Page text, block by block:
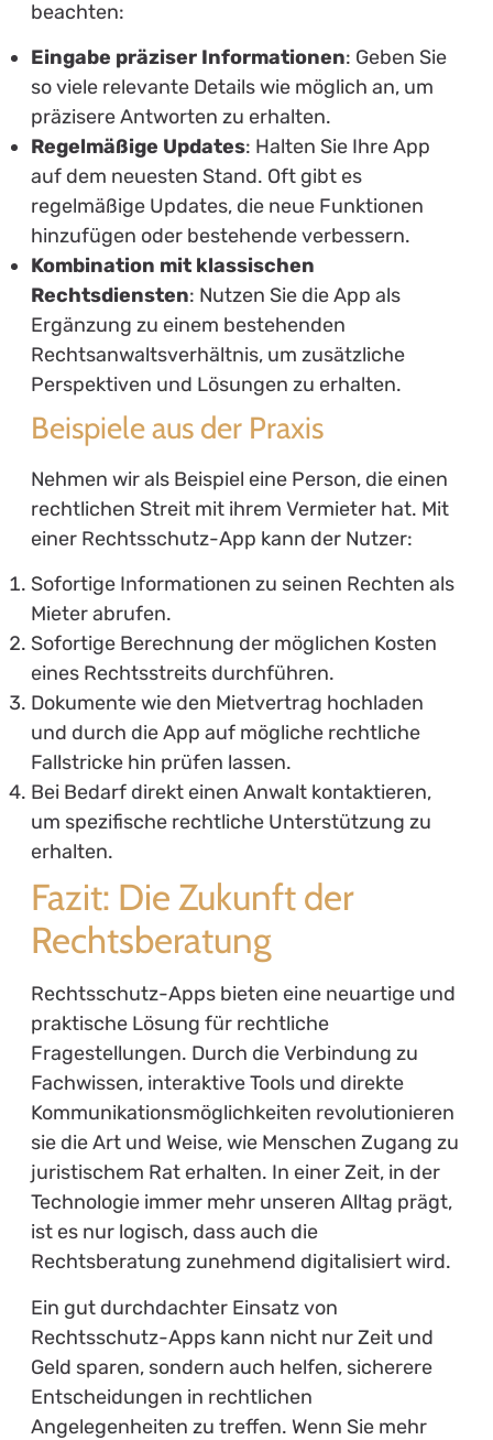
beachten:
Eingabe präziser Informationen: Geben Sie
so viele relevante Details wie möglich an, um
präzisere Antworten zu erhalten.
Regelmäßige Updates: Halten Sie Ihre App
auf dem neuesten Stand. Oft gibt es
regelmäßige Updates, die neue Funktionen
hinzufügen oder bestehende verbessern.
Kombination mit klassischen
Rechtsdiensten: Nutzen Sie die App als
Ergänzung zu einem bestehenden
Rechtsanwaltsverhältnis, um zusätzliche
Perspektiven und Lösungen zu erhalten.
Beispiele aus der Praxis
Nehmen wir als Beispiel eine Person, die einen
rechtlichen Streit mit ihrem Vermieter hat. Mit
einer Rechtsschutz-App kann der Nutzer:
Sofortige Informationen zu seinen Rechten als
Mieter abrufen.
Sofortige Berechnung der möglichen Kosten
eines Rechtsstreits durchführen.
Dokumente wie den Mietvertrag hochladen
und durch die App auf mögliche rechtliche
Fallstricke hin prüfen lassen.
Bei Bedarf direkt einen Anwalt kontaktieren,
um spezifische rechtliche Unterstützung zu
erhalten.
Fazit: Die Zukunft der
Rechtsberatung
Rechtsschutz-Apps bieten eine neuartige und
praktische Lösung für rechtliche
Fragestellungen. Durch die Verbindung zu
Fachwissen, interaktive Tools und direkte
Kommunikationsmöglichkeiten revolutionieren
sie die Art und Weise, wie Menschen Zugang zu
juristischem Rat erhalten. In einer Zeit, in der
Technologie immer mehr unseren Alltag prägt,
ist es nur logisch, dass auch die
Rechtsberatung zunehmend digitalisiert wird.
Ein gut durchdachter Einsatz von
Rechtsschutz-Apps kann nicht nur Zeit und
Geld sparen, sondern auch helfen, sicherere
Entscheidungen in rechtlichen
Angelegenheiten zu treffen. Wenn Sie mehr